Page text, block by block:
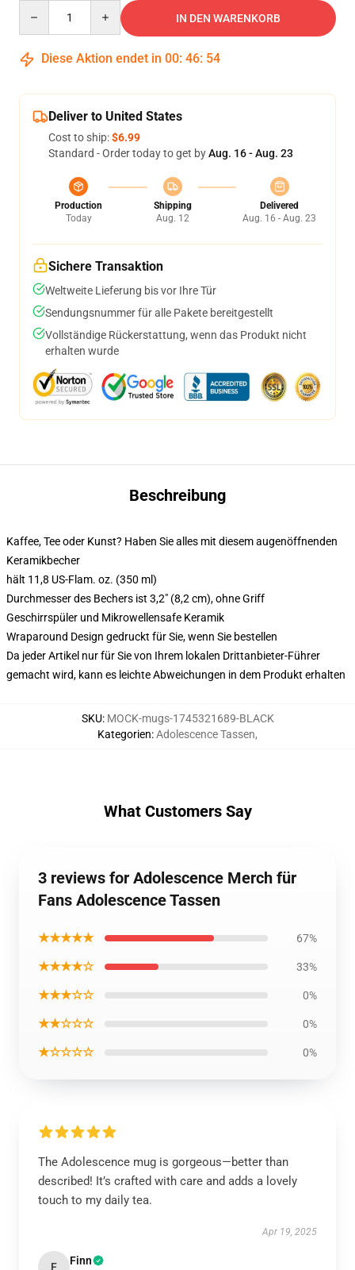
IN DEN WARENKORB
Diese Aktion endet in 00: 46: 54
Deliver to United States
Cost to ship:$6.99
Standard - Order today to get byAug. 16 - Aug. 23
Production
Today
Shipping
Aug. 12
Delivered
Aug. 16 - Aug. 23
Sichere Transaktion
Weltweite Lieferung bis vor Ihre Tür
Sendungsnummer für alle Pakete bereitgestellt
Vollständige Rückerstattung, wenn das Produkt nicht
erhalten wurde
Beschreibung
Kaffee, Tee oder Kunst? Haben Sie alles mit diesem augenöffnenden
Keramikbecher
hält 11,8 US-Flam. oz. (350 ml)
Durchmesser des Bechers ist 3,2" (8,2 cm), ohne Griff
Geschirrspüler und Mikrowellensafe Keramik
Wraparound Design gedruckt für Sie, wenn Sie bestellen
Da jeder Artikel nur für Sie von Ihrem lokalen Drittanbieter-Führer
gemacht wird, kann es leichte Abweichungen in dem Produkt erhalten
SKU: MOCK-mugs-1745321689-BLACK
Kategorien:Adolescence Tassen,
What Customers Say
3 reviews for Adolescence Merch für
Fans Adolescence Tassen
★★★★★ 67%
★★★★☆ 33%
★★★☆☆ 0%
★★☆☆☆ 0%
★☆☆☆☆ 0%
The Adolescence mug is gorgeous—better than
described! It’s crafted with care and adds a lovely
touch to my daily tea.
Apr 19, 2025
F Finn